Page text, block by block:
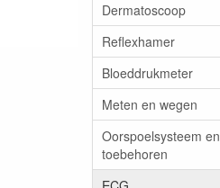
Dermatoscoop
Reflexhamer
Bloeddrukmeter
Meten en wegen
Oorspoelsysteem en
toebehoren